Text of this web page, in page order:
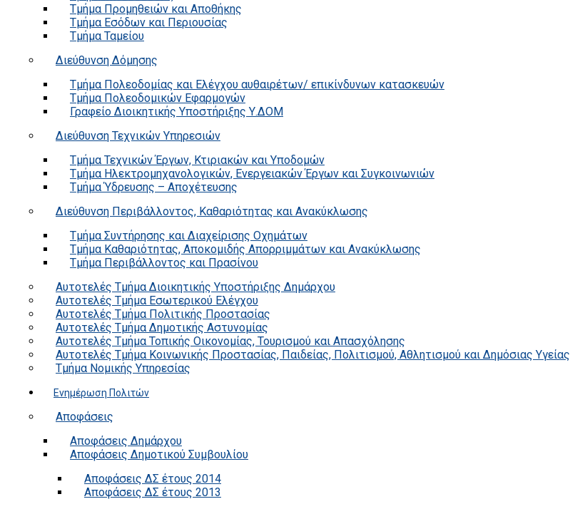
Τμήμα Προμηθειών και Αποθήκης
Τμήμα Εσόδων και Περιουσίας
Τμήμα Ταμείου
Διεύθυνση Δόμησης
Τμήμα Πολεοδομίας και Ελέγχου αυθαιρέτων/ επικίνδυνων κατασκευών
Τμήμα Πολεοδομικών Εφαρμογών
Γραφείο Διοικητικής Υποστήριξης Υ.ΔΟΜ
Διεύθυνση Τεχνικών Υπηρεσιών
Τμήμα Τεχνικών Έργων, Κτιριακών και Υποδομών
Τμήμα Ηλεκτρομηχανολογικών, Ενεργειακών Έργων και Συγκοινωνιών
Τμήμα Ύδρευσης – Αποχέτευσης
Διεύθυνση Περιβάλλοντος, Καθαριότητας και Ανακύκλωσης
Τμήμα Συντήρησης και Διαχείρισης Οχημάτων
Τμήμα Καθαριότητας, Αποκομιδής Απορριμμάτων και Ανακύκλωσης
Τμήμα Περιβάλλοντος και Πρασίνου
Αυτοτελές Τμήμα Διοικητικής Υποστήριξης Δημάρχου
Αυτοτελές Τμήμα Εσωτερικού Ελέγχου
Αυτοτελές Τμήμα Πολιτικής Προστασίας
Αυτοτελές Τμήμα Δημοτικής Αστυνομίας
Αυτοτελές Τμήμα Τοπικής Οικονομίας, Τουρισμού και Απασχόλησης
Αυτοτελές Τμήμα Κοινωνικής Προστασίας, Παιδείας, Πολιτισμού, Αθλητισμού και Δημόσιας Υγείας
Τμήμα Νομικής Υπηρεσίας
Ενημέρωση Πολιτών
Αποφάσεις
Αποφάσεις Δημάρχου
Αποφάσεις Δημοτικού Συμβουλίου
Αποφάσεις ΔΣ έτους 2014
Αποφάσεις ΔΣ έτους 2013